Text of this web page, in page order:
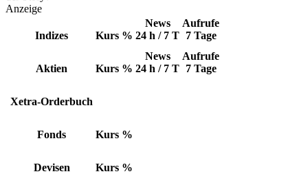
Anzeige
Indizes Kurs %
News
24 h / 7 T
Aufrufe
7 Tage
Aktien Kurs %
News
24 h / 7 T
Aufrufe
7 Tage
Xetra-Orderbuch
Fonds Kurs %
Devisen Kurs %